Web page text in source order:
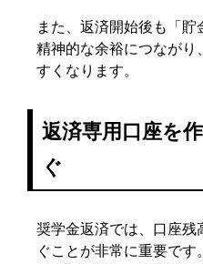
また、返済開始後も「
精神的な余裕につながり
すくなります。
返済専用口座を
ぐ
奨学金返済では、口座残
ぐことが非常に重要です